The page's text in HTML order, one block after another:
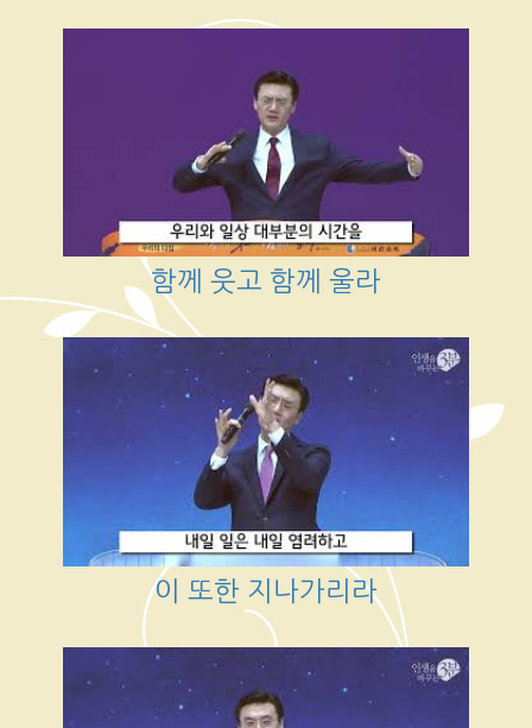
함께 웃고 함께 울라
이 또한 지나가리라